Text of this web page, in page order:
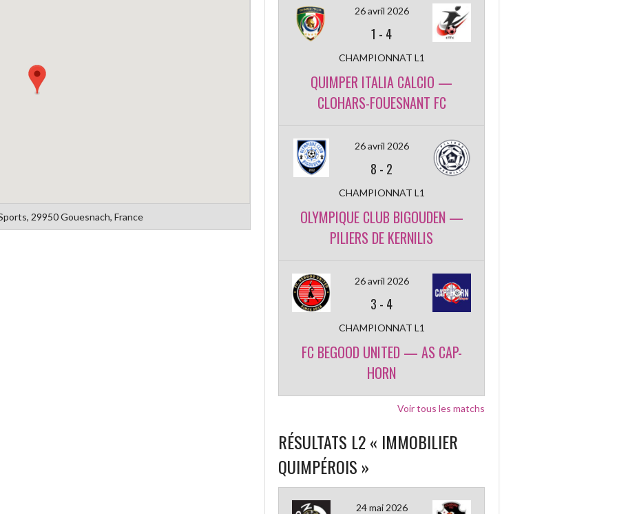
29950 Gouesnach, France
26 avril 2026
1 - 4
CHAMPIONNAT L1
QUIMPER ITALIA CALCIO —
CLOHARS-FOUESNANT FC
26 avril 2026
8 - 2
CHAMPIONNAT L1
OLYMPIQUE CLUB BIGOUDEN —
PILIERS DE KERNILIS
26 avril 2026
3 - 4
CHAMPIONNAT L1
FC BEGOOD UNITED — AS CAP-
HORN
Voir tous les matchs
RÉSULTATS L2 « IMMOBILIER
QUIMPÉROIS »
24 mai 2026